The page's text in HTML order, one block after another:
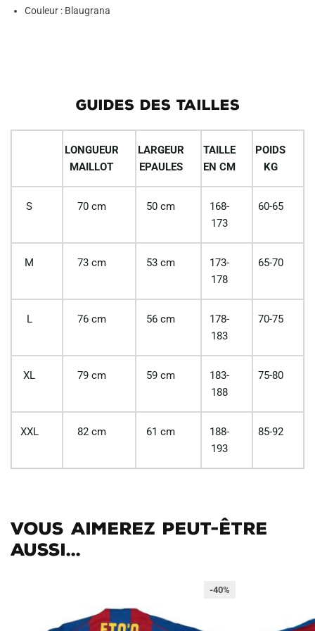
Couleur : Blaugrana
GUIDES DES TAILLES
LONGUEUR
MAILLOT
LARGEUR
EPAULES
TAILLE
EN CM
POIDS
KG
S 70 cm 50 cm
168-
173
60-65
M 73 cm 53 cm
173-
178
65-70
L 76 cm 56 cm
178-
183
70-75
XL 79 cm 59 cm
183-
188
75-80
XXL 82 cm 61 cm
188-
193
85-92
Vous aimerez peut-être
aussi...
-40%